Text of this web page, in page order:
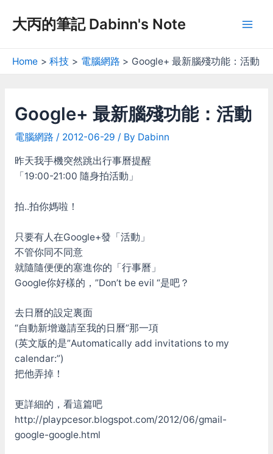
大丙的筆記 Dabinn's Note
Home 科技 電腦網路 Google+ 最新腦殘功能：活動
Google+ 最新腦殘功能：活動
電腦網路 / 2012-06-29 / By Dabinn
昨天我手機突然跳出行事曆提醒
「19:00-21:00 隨身拍活動」
拍..拍你媽啦！
只要有人在Google+發「活動」
不管你同不同意
就隨隨便便的塞進你的「行事曆」
Google你好樣的，”Don’t be evil “是吧？
去日曆的設定裏面
“自動新增邀請至我的日曆”那一項
(英文版的是”Automatically add invitations to my
calendar:”)
把他弄掉！
更詳細的，看這篇吧
http://playpcesor.blogspot.com/2012/06/gmail-
google-google.html